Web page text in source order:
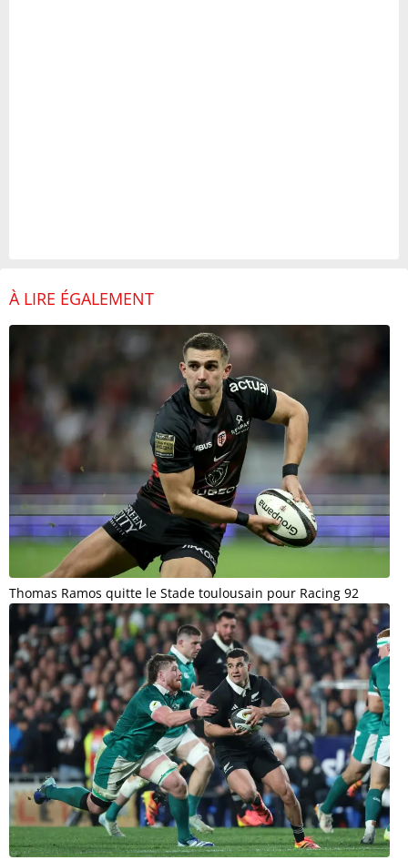
À LIRE ÉGALEMENT
Thomas Ramos quitte le Stade toulousain pour Racing 92